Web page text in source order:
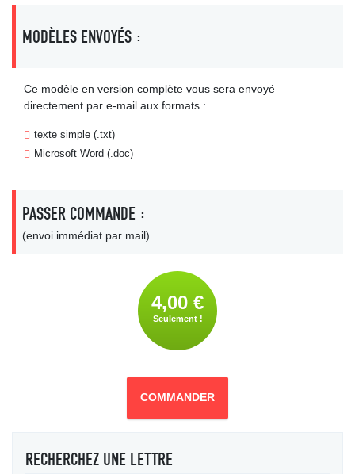
MODÈLES ENVOYÉS :
Ce modèle en version complète vous sera envoyé
directement par e-mail aux formats :
texte simple (.txt)
Microsoft Word (.doc)
PASSER COMMANDE :
(envoi immédiat par mail)
4,00 €
Seulement !
COMMANDER
RECHERCHEZ UNE LETTRE